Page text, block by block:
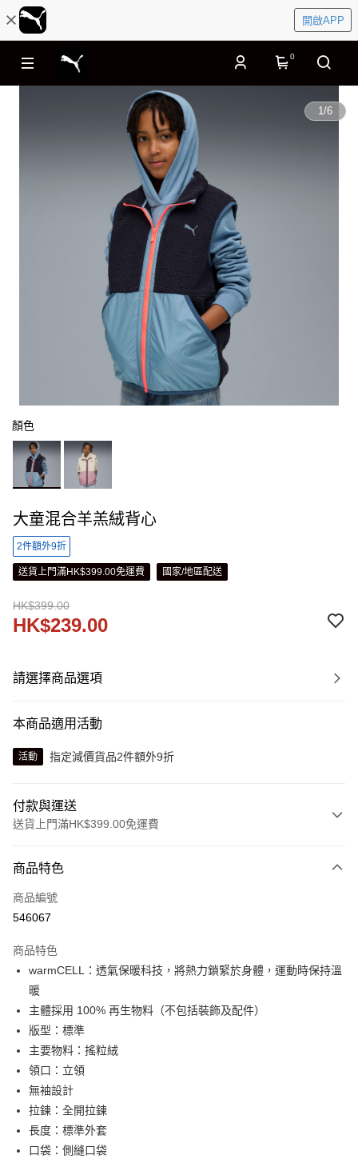
開啟APP
0
1/6
顏色
大童混合羊羔絨背心
2件額外9折
送貨上門滿HK$399.00免運費 國家/地區配送
HK$399.00
HK$239.00
請選擇商品選項
本商品適用活動
活動 指定減價貨品2件額外9折
付款與運送
送貨上門滿HK$399.00免運費
信用卡
線上付款
Alipay, PayMe, WeChat Pay, UnionPay, FPS
送貨方式
單筆訂單淨值滿$399可享免運費優惠
每筆HK$30.00，滿HK$399.00或以上免運費
滿$599可享澳門免運費優惠
商品特色
商品編號
546067
商品特色
warmCELL：透氣保暖科技，將熱力鎖緊於身體，運動時保持溫
暖
主體採用 100% 再生物料（不包括裝飾及配件）
版型：標準
主要物料：搖粒絨
領口：立領
無袖設計
拉鍊：全開拉鍊
長度：標準外套
口袋：側縫口袋